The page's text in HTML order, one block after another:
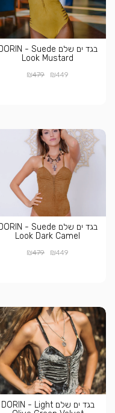
בגד ים שלם DORIN - Suede
Look Mustard
₪449
₪479
בגד ים שלם DORIN - Suede
Look Dark Camel
₪449
₪479
בגד ים שלם DORIN - Light